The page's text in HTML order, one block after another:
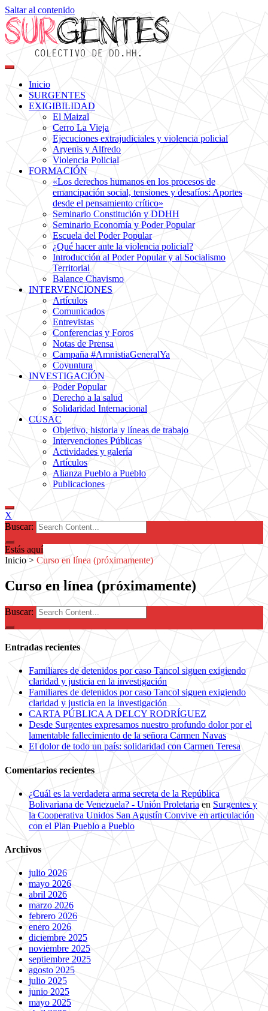
Saltar al contenido
Surgentes
Colectivo de DDHH
Inicio
SURGENTES
EXIGIBILIDAD
El Maizal
Cerro La Vieja
Ejecuciones extrajudiciales y violencia policial
Aryenis y Alfredo
Violencia Policial
FORMACIÓN
«Los derechos humanos en los procesos de
emancipación social, tensiones y desafíos: Aportes
desde el pensamiento crítico»
Seminario Constitución y DDHH
Seminario Economía y Poder Popular
Escuela del Poder Popular
¿Qué hacer ante la violencia policial?
Introducción al Poder Popular y al Socialismo
Territorial
Balance Chavismo
INTERVENCIONES
Artículos
Comunicados
Entrevistas
Conferencias y Foros
Notas de Prensa
Campaña #AmnistiaGeneralYa
Coyuntura
INVESTIGACIÓN
Poder Popular
Derecho a la salud
Solidaridad Internacional
CUSAC
Objetivo, historia y líneas de trabajo
Intervenciones Públicas
Actividades y galería
Artículos
Alianza Pueblo a Pueblo
Publicaciones
X
Buscar:
Estás aquí
Inicio > Curso en línea (próximamente)
Curso en línea (próximamente)
Buscar:
Entradas recientes
Familiares de detenidos por caso Tancol siguen exigiendo
claridad y justicia en la investigación
Familiares de detenidos por caso Tancol siguen exigiendo
claridad y justicia en la investigación
CARTA PÚBLICA A DELCY RODRÍGUEZ
Desde Surgentes expresamos nuestro profundo dolor por el
lamentable fallecimiento de la señora Carmen Navas
El dolor de todo un país: solidaridad con Carmen Teresa
Comentarios recientes
¿Cuál es la verdadera arma secreta de la República
Bolivariana de Venezuela? - Unión Proletaria en Surgentes y
la Cooperativa Unidos San Agustín Convive en articulación
con el Plan Pueblo a Pueblo
Archivos
julio 2026
mayo 2026
abril 2026
marzo 2026
febrero 2026
enero 2026
diciembre 2025
noviembre 2025
septiembre 2025
agosto 2025
julio 2025
junio 2025
mayo 2025